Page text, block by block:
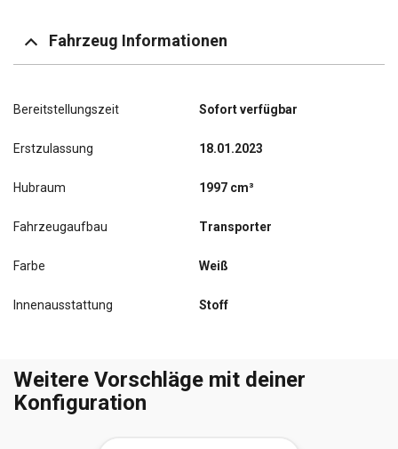
Fahrzeug Informationen
Bereitstellungszeit Sofort verfügbar
Erstzulassung 18.01.2023
Hubraum 1997 cm³
Fahrzeugaufbau Transporter
Farbe Weiß
Innenausstattung Stoff
Weitere Vorschläge mit deiner
Konfiguration